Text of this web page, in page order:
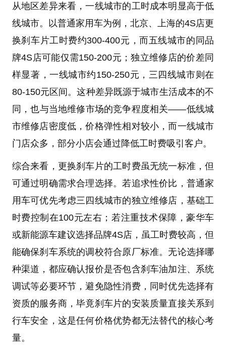
从地区差异来看，一线城市的工时成本明显高于低
线城市。以普通家用车为例，北京、上海的4S店更
换刹车片工时费约300-400元，而五线城市的同品
牌4S店可能仅需150-200元；独立维修店的价差同
样显著，一线城市约150-250元，三四线城市则在
80-150元区间。这种差异既源于城市生活成本的不
同，也与当地维修市场的竞争程度相关——低线城
市维修店密度低，价格弹性相对较小，而一线城市
门店众多，部分小店会通过降低工时费吸引客户。
综合来看，更换刹车片的工时费虽无统一标准，但
可通过明确需求合理选择。若追求性价比，普通家
用车可优先考虑三四线城市的独立维修店，基础工
时费控制在100元左右；若注重技术保障，豪华车
或新能源车建议选择品牌4S店，虽工时费较高，但
能确保刹车系统的调校符合原厂标准。无论选择哪
种渠道，都应确认报价是否包含刹车油加注、系统
调试等必要环节，避免隐性消费，同时优先选择有
资质的服务商，毕竟刹车片的安装质量直接关系到
行车安全，这是任何价格优势都无法替代的核心考
量。